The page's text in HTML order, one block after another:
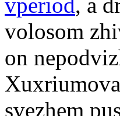
volosom
on
svezhem